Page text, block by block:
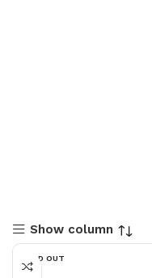
Show column
SOLD OUT